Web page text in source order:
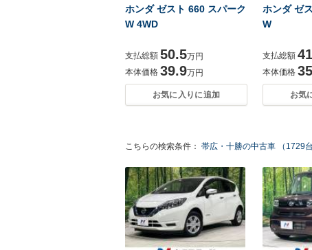
ホンダ ゼスト 660 スパーク
W 4WD
支払総額 50.5万円
本体価格 39.9万円
お気に入りに追加
ホンダ ゼ
W
支払総額
本体価格
お気
こちらの検索条件： 帯広・十勝の中古車 （1729台